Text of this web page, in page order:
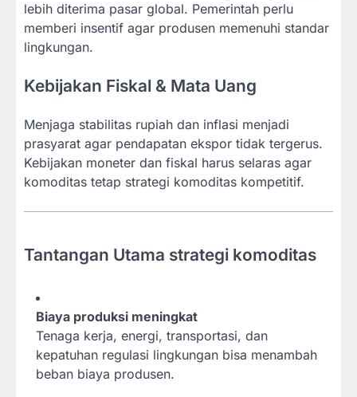
lebih diterima pasar global. Pemerintah perlu
memberi insentif agar produsen memenuhi standar
lingkungan.
Kebijakan Fiskal & Mata Uang
Menjaga stabilitas rupiah dan inflasi menjadi
prasyarat agar pendapatan ekspor tidak tergerus.
Kebijakan moneter dan fiskal harus selaras agar
komoditas tetap strategi komoditas kompetitif.
Tantangan Utama strategi komoditas
Biaya produksi meningkat
Tenaga kerja, energi, transportasi, dan
kepatuhan regulasi lingkungan bisa menambah
beban biaya produsen.